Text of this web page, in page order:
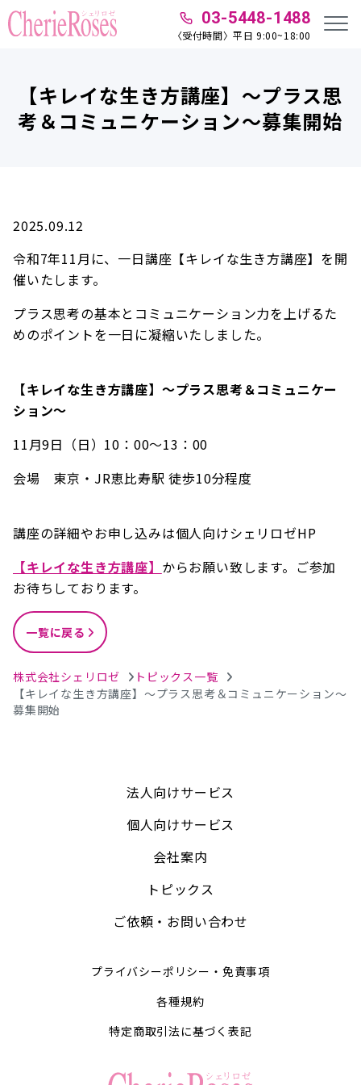
03-5448-1488
〈受付時間〉平日 9:00~18:00
株式会社シェリロゼ
トピックス一覧
【キレイな生き方講座】～プラス思考＆コミュニケーション～
募集開始
【キレイな生き方講座】～プラス思
考＆コミュニケーション～募集開始
2025.09.12
令和7年11月に、一日講座【キレイな生き方講座】を開
催いたします。
プラス思考の基本とコミュニケーション力を上げるた
めのポイントを一日に凝縮いたしました。
【キレイな生き方講座】～プラス思考＆コミュニケー
ション～
11月9日（日）10：00～13：00
会場 東京・JR恵比寿駅 徒歩10分程度
講座の詳細やお申し込みは個人向けシェリロゼHP
【キレイな生き方講座】 からお願い致します。ご参加
お待ちしております。
一覧に戻る
法人向けサービス
個人向けサービス
会社案内
トピックス
ご依頼・お問い合わせ
プライバシーポリシー・免責事項
各種規約
特定商取引法に基づく表記